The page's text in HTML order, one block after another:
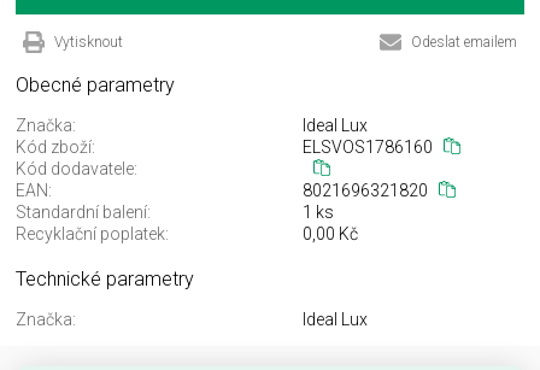
Vytisknout Odeslat emailem
Obecné parametry
Značka:
Ideal Lux
Kód zboží:
ELSVOS1786160
Kód dodavatele:
EAN:
8021696321820
Standardní balení:
1 ks
Recyklační poplatek:
0,00 Kč
Technické parametry
Značka: Ideal Lux